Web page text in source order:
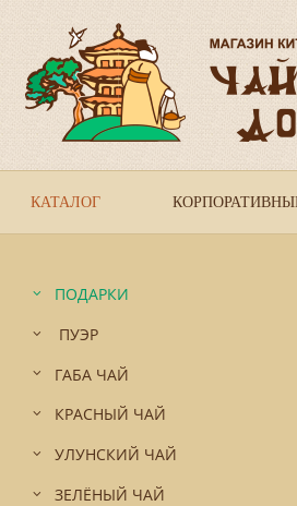
КАТАЛОГ
ПОДАРКИ
ПУЭР
ГАБА ЧАЙ
КРАСНЫЙ ЧАЙ
УЛУНСКИЙ ЧАЙ
ЗЕЛЁНЫЙ ЧАЙ